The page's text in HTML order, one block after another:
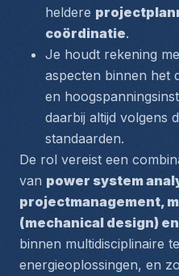
heldere
coördinatie.
Je houdt rekening
aspecten binnen het
en
daarbij altijd volgens
standaarden.
De rol vereist een
van power system
(mechanical design)
binnen multidisciplinaire
energieoplossingen, en